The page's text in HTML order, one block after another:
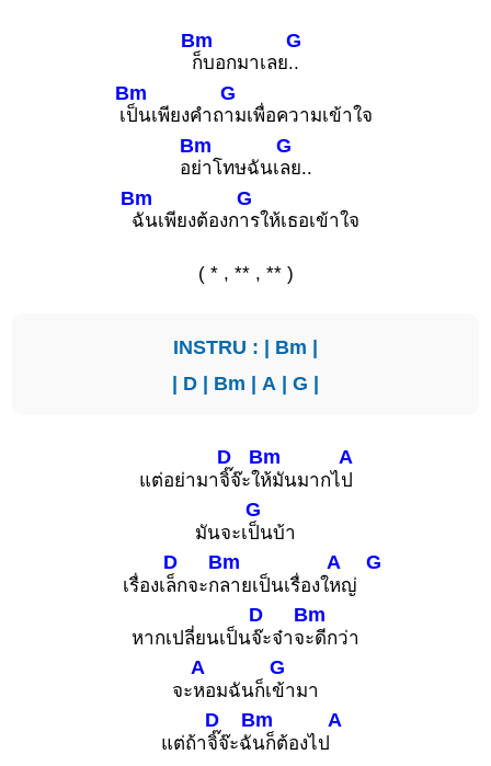
Bm
ก็บอกมาเลย
G
..
เ
Bm
ป็นเพียงคำถ
G
ามเพื่อความเข้าใจ
อ
Bm
ย่าโทษฉันเ
G
ลย..
Bm
ฉันเพียงต้องก
G
ารให้เธอเข้าใจ
( * , ** , ** )
INSTRU : | Bm |
| D | Bm | A | G |
แต่อย่ามา
D
จิ๊จ๊ะใ
Bm
ห้มันมากไ
A
ป
มันจะเ
G
ป็นบ้า
เรื่องเ
D
ล็กจะก
Bm
ลายเป็นเรื่องใ
A
หญ่
G
หากเปลี่ยนเป็น
D
จ๊ะจ๋าจ
Bm
ะดีกว่า
จะ
A
หอมฉันก็เ
G
ข้ามา
แต่ถ้า
D
จิ๊จ๊ะฉั
Bm
นก็ต้องไป
A